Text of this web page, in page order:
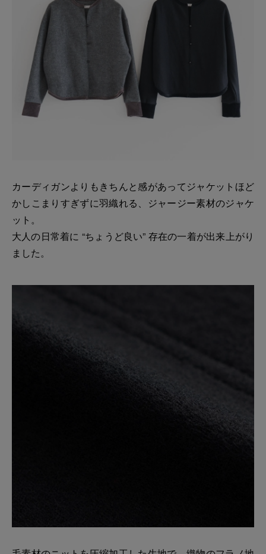
カーディガンよりもきちんと感があってジャケットほど
かしこまりすぎずに羽織れる、ジャージー素材のジャケ
ット。
大人の日常着に “ちょうど良い” 存在の一着が出来上がり
ました。